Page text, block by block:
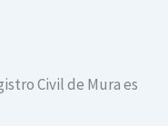
Civil de Mura es